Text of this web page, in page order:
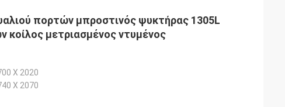
πορτών μπροστινός ψυκτήρας 1305L
κοίλος μετριασμένος ντυμένος
X 2020
X 2070